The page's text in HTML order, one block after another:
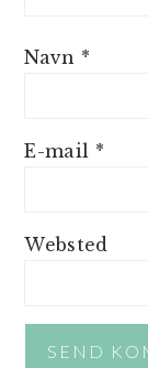
Navn *
E-mail *
Websted